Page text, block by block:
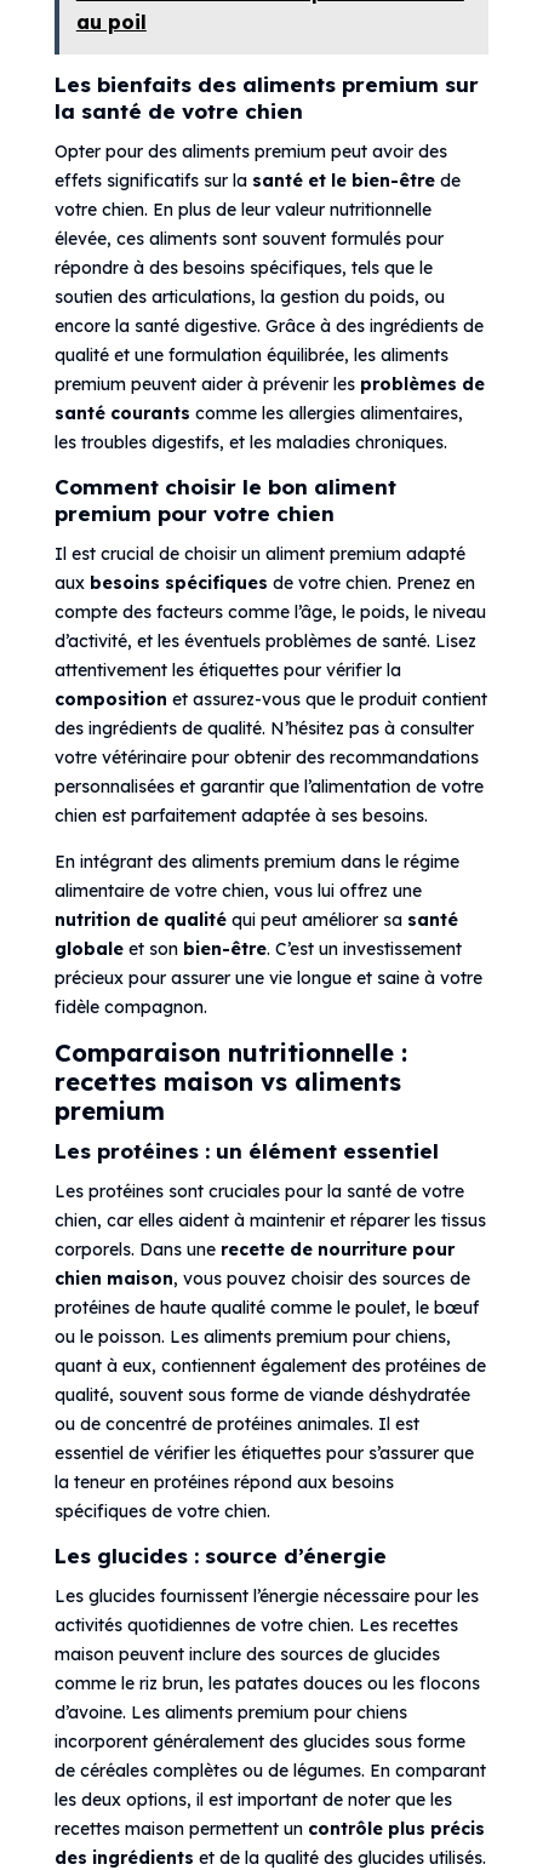
au poil
Les bienfaits des aliments premium sur
la santé de votre chien
Opter pour des aliments premium peut avoir des
effets significatifs sur la santé et le bien-êtrede
votre chien. En plus de leur valeur nutritionnelle
élevée, ces aliments sont souvent formulés pour
répondre à des besoins spécifiques, tels que le
soutien des articulations, la gestion du poids, ou
encore la santé digestive. Grâce à des ingrédients de
qualité et une formulation équilibrée, les aliments
premium peuvent aider à prévenir les problèmes de
santé courants comme les allergies alimentaires,
les troubles digestifs, et les maladies chroniques.
Comment choisir le bon aliment
premium pour votre chien
Il est crucial de choisir un aliment premium adapté
aux besoins spécifiques de votre chien. Prenez en
compte des facteurs comme l’âge, le poids, le niveau
d’activité, et les éventuels problèmes de santé. Lisez
attentivement les étiquettes pour vérifier la
composition et assurez-vous que le produit contient
des ingrédients de qualité. N’hésitez pas à consulter
votre vétérinaire pour obtenir des recommandations
personnalisées et garantir que l’alimentation de votre
chien est parfaitement adaptée à ses besoins.
En intégrant des aliments premium dans le régime
alimentaire de votre chien, vous lui offrez une
nutrition de qualitéqui peut améliorer sa santé
globaleet son bien-être. C’est un investissement
précieux pour assurer une vie longue et saine à votre
fidèle compagnon.
Comparaison nutritionnelle :
recettes maison vs aliments
premium
Les protéines : un élément essentiel
Les protéines sont cruciales pour la santé de votre
chien, car elles aident à maintenir et réparer les tissus
corporels. Dans une recette de nourriture pour
chien maison, vous pouvez choisir des sources de
protéines de haute qualité comme le poulet, le bœuf
ou le poisson. Les aliments premium pour chiens,
quant à eux, contiennent également des protéines de
qualité, souvent sous forme de viande déshydratée
ou de concentré de protéines animales. Il est
essentiel de vérifier les étiquettes pour s’assurer que
la teneur en protéines répond aux besoins
spécifiques de votre chien.
Les glucides : source d’énergie
Les glucides fournissent l’énergie nécessaire pour les
activités quotidiennes de votre chien. Les recettes
maison peuvent inclure des sources de glucides
comme le riz brun, les patates douces ou les flocons
d’avoine. Les aliments premium pour chiens
incorporent généralement des glucides sous forme
de céréales complètes ou de légumes. En comparant
les deux options, il est important de noter que les
recettes maison permettent un contrôle plus précis
des ingrédients et de la qualité des glucides utilisés.